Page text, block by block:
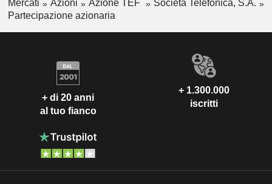
Mercati Azioni Azione TEF
Società Telefónica, S.A.
Partecipazione azionaria
+ di 20 anni
al tuo fianco
+ 1.300.000
iscritti